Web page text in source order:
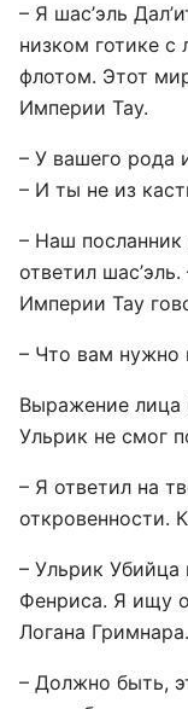
– Я шас’эль
низком готике
флотом. Этот
Империи Тау.
– У вашего рода
– И ты не из
– Наш
ответил
Империи Тау
– Что вам нужно
Выражение лица
Ульрик не смог
– Я ответил на
откровенности.
– Ульрик Убийца
Фенриса. Я ищу
Логана Гримнара.
– Должно быть,